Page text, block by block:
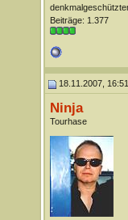
Beiträge: 1.377
18.11.2007, 16:51
Ninja
Tourhase